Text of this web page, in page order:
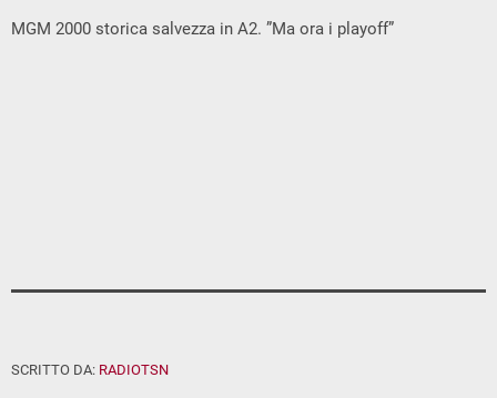
MGM 2000 storica salvezza in A2. ”Ma ora i playoff”
SCRITTO DA: RADIOTSN